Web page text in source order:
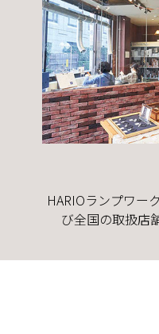
HARIOランプワー
び全国の取扱店